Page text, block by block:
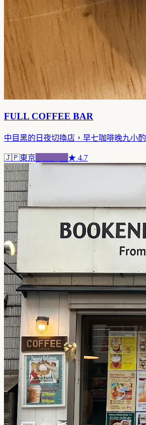
FULL COFFEE BAR
中目黑的日夜切換店，早七咖啡晚九小酌
🇯🇵東京 ★ 4.7